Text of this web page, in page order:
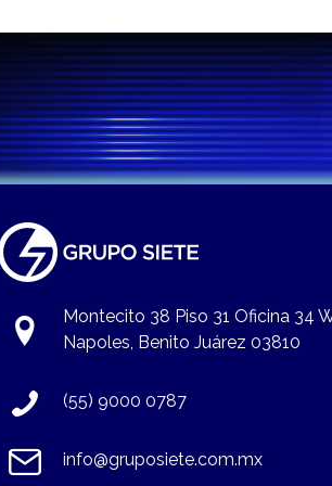
Montecito 38 Piso 31 Oficina 34
Napoles, Benito Juárez 03810
(55) 9000 0787
info@gruposiete.com.mx